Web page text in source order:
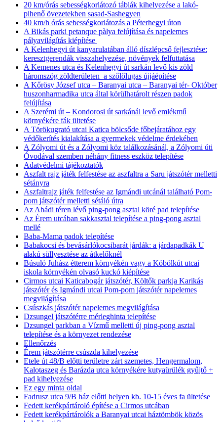
20 km/órás sebességkorlátozó táblák kihelyezése a lakó-
pihenő övezetekben sasad-Sashegyen
40 km/h órás sebességkorlátozás a Péterhegyi úton
A Bikás parki petanque pàlya felújítása és napelemes
pályavilágítás kiépítése
A Kelenhegyi út kanyarulatában álló díszlépcső fejlesztése:
keresztgerendák visszahelyezése, növények felfuttatása
A Kemenes utca és Kelenhegyi út sarkán levő kis zöld
háromszög zöldterületen a szőlőlugas újjáépítése
A Kőrösy József utca – Baranyai utca – Baranyai tér- Október
huszonharmadika utca által körülhatárolt részen padok
felújítása
A Szerémi út – Kondorosi út sarkánál levő emlékmű
környékére fák ültetése
A Törökugrató utcai Katica bölcsőde főbejáratához egy
védőkerítés kialakítása a gyermekek védelme érdekében
A Zólyomi út és a Zólyomi köz találkozásánál, a Zólyomi úti
Óvodával szemben néhány fitness eszköz telepítése
Adatvédelmi tájékoztatók
Aszfalt rajz játék felfestése az aszfaltra a Saru játszótér melletti
sétányra
Aszfaltrajz játék felfestése az Igmándi utcánál található Pom-
pom játszótér melletti sétáló útra
Az Abádi téren lévő ping-pong asztal köré pad telepítése
Az Érem utcában sakkasztal telepítése a ping-pong asztal
mellé
Baba-Mama padok telepítése
Babakocsi és bevásárlókocsibarát járdák: a járdapadkák U
alakú süllyesztése az átkelőknél
Búsuló Juhász étterem környékén vagy a Köbölkút utcai
iskola környékén olvasó kuckó kiépítése
Cirmos utcai Katicabogár játszótér, Költők parkja Karikás
játszótér és Igmándi utcai Pom-pom játszótér napelemes
megvilágítása
Csúszkás játszótér napelemes megvilágítása
Dzsungel játszótérre mérleghinta telepítése
Dzsungel parkban a Vízmű melletti új ping-pong asztal
telepítése és a környezet rendezése
Ellenőrzés
Érem játszótérre csúszda kihelyezése
Etele út 48/B előtti területre zárt szemetes, Hengermalom,
Kalotaszeg és Barázda utca környékére kutyaürülék gyűjtő +
pad kihelyezése
Ez egy minta oldal
Fadrusz utca 9/B ház előtti helyen kb. 10-15 éves fa ültetése
Fedett kerékpártároló építése a Cirmos utcában
Fedett kerékpártárolók a Baranyai utcai háztömbök közös